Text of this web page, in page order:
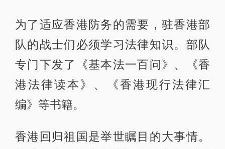
为了适应香港防务的需要，驻香港部
队的战士们必须学习法律知识。部队
专门下发了《基本法一百问》、《香
港法律读本》、《香港现行法律汇
编》等书籍。
香港回归祖国是举世瞩目的大事情。